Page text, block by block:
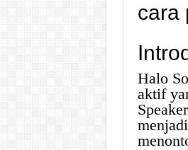
cara
Halo
aktif